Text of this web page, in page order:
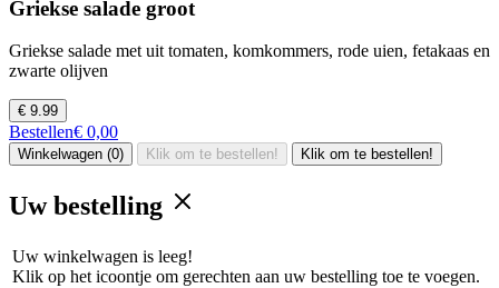
Griekse salade groot
Griekse salade met uit tomaten, komkommers, rode uien, fetakaas en
zwarte olijven
€ 9.99
Bestellen€ 0,00
Winkelwagen (0) Klik om te bestellen! Klik om te bestellen!
Uw bestelling
Uw winkelwagen is leeg!
Klik op het icoontje om gerechten aan uw bestelling toe te voegen.